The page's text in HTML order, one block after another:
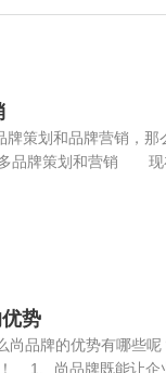
划和品牌营销，那
牌策划和营销 现在
势
品牌的优势有哪些
1、尚品牌既能让企